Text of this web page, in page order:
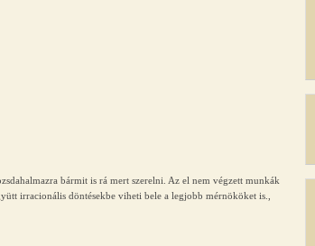
bármit is rá mert szerelni. Az el nem végzett munkák
irracionális döntésekbe viheti bele a legjobb mérnököket is.,